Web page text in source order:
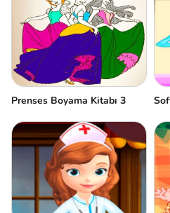
Prenses Boyama Kitabı 3